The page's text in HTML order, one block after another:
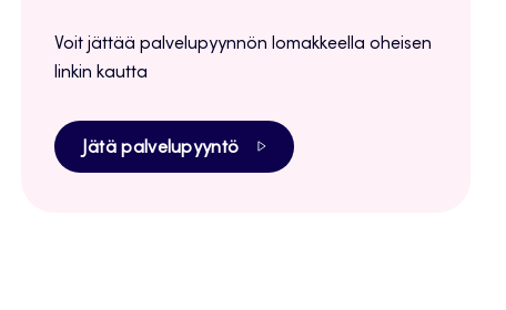
Voit jättää palvelupyynnön lomakkeella oheisen
linkin kautta
Jätä palvelupyyntö